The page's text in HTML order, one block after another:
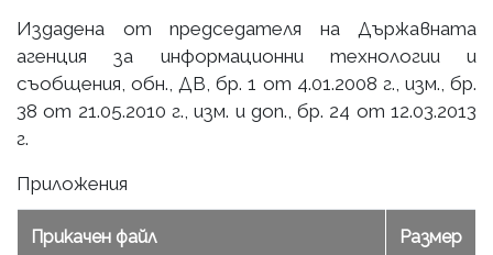
Издадена от председателя на Държавната
агенция за информационни технологии и
съобщения, обн., ДВ, бр. 1 от 4.01.2008 г., изм., бр.
38 от 21.05.2010 г., изм. и доп., бр. 24 от 12.03.2013
г.
Приложения
Прикачен файл Размер